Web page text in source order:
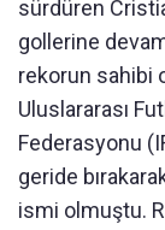
sürdüren
gollerine
rekorun sahibi
Uluslararası
Federasyonu
geride
ismi olmuştu.